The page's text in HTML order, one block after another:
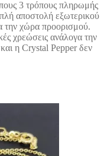
3 τρόπους πληρωμής
αποστολή εξωτερικού
την χώρα προορισμού.
χρεώσεις ανάλογα την
η Crystal Pepper δεν